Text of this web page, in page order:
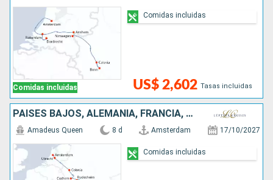
Comidas incluidas US$ 2,602 Tasas incluidas
Comidas incluidas
PAISES BAJOS, ALEMANIA, FRANCIA, SUIZA
Amadeus Queen 8 d Amsterdam 17/10/2027
Comidas incluidas